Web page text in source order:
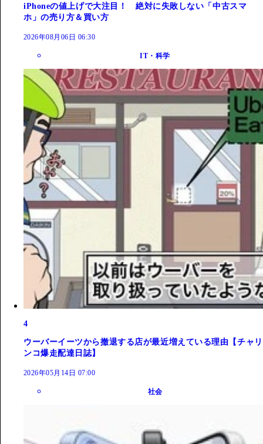
iPhoneの値上げで大注目！ 絶対に失敗しない「中古スマ
ホ」の売り方＆買い方
2026年08月06日 06:30
IT・科学
4
ウーバーイーツから撤退する店が最近増えている理由【チャリ
ンコ爆走配達日誌】
2026年05月14日 07:00
社会